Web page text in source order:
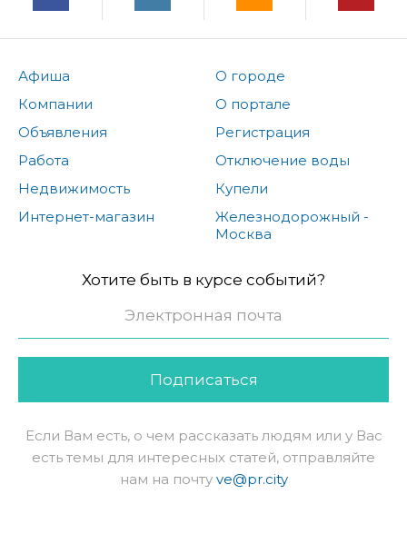
Афиша
Компании
Объявления
Работа
Недвижимость
Интернет-магазин
О городе
О портале
Регистрация
Отключение воды
Купели
Железнодорожный -
Москва
Хотите быть в курсе событий?
Подписаться
Если Вам есть, о чем рассказать людям или у Вас
есть темы для интересных статей, отправляйте
нам на почту ve@pr.city